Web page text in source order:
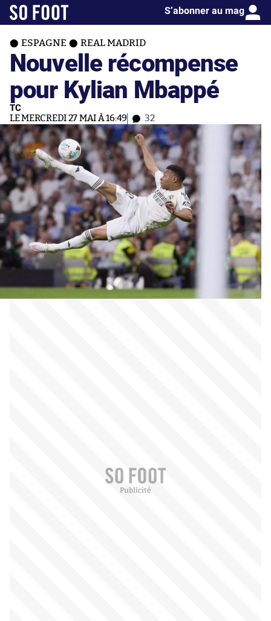
S’abonner au mag
ESPAGNE REAL MADRID
Nouvelle récompense
pour Kylian Mbappé
TC
LE MERCREDI 27 MAI À 16:49 32